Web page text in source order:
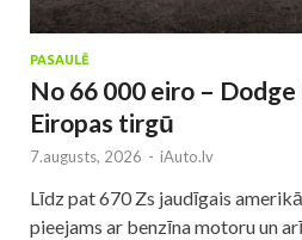
PASAULĒ
No 66 000 eiro –
Eiropas tirgū
7.augusts, 2026 - iAuto.lv
Līdz pat 670 Zs jaudīgais
pieejams ar benzīna motoru un